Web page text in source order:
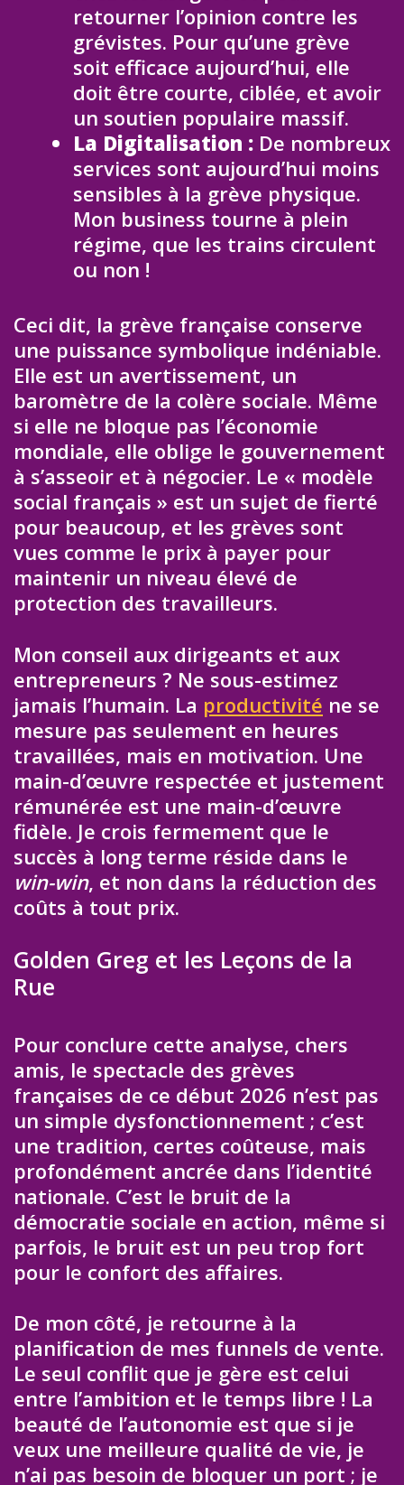
retourner l’opinion contre les
grévistes. Pour qu’une grève
soit efficace aujourd’hui, elle
doit être courte, ciblée, et avoir
un soutien populaire massif.
La Digitalisation : De nombreux
services sont aujourd’hui moins
sensibles à la grève physique.
Mon business tourne à plein
régime, que les trains circulent
ou non !
Ceci dit, la grève française conserve
une puissance symbolique indéniable.
Elle est un avertissement, un
baromètre de la colère sociale. Même
si elle ne bloque pas l’économie
mondiale, elle oblige le gouvernement
à s’asseoir et à négocier. Le « modèle
social français » est un sujet de fierté
pour beaucoup, et les grèves sont
vues comme le prix à payer pour
maintenir un niveau élevé de
protection des travailleurs.
Mon conseil aux dirigeants et aux
entrepreneurs ? Ne sous-estimez
jamais l’humain. La productivité ne se
mesure pas seulement en heures
travaillées, mais en motivation. Une
main-d’œuvre respectée et justement
rémunérée est une main-d’œuvre
fidèle. Je crois fermement que le
succès à long terme réside dans le
win-win, et non dans la réduction des
coûts à tout prix.
Golden Greg et les Leçons de la
Rue
Pour conclure cette analyse, chers
amis, le spectacle des grèves
françaises de ce début 2026 n’est pas
un simple dysfonctionnement ; c’est
une tradition, certes coûteuse, mais
profondément ancrée dans l’identité
nationale. C’est le bruit de la
démocratie sociale en action, même si
parfois, le bruit est un peu trop fort
pour le confort des affaires.
De mon côté, je retourne à la
planification de mes funnels de vente.
Le seul conflit que je gère est celui
entre l’ambition et le temps libre ! La
beauté de l’autonomie est que si je
veux une meilleure qualité de vie, je
n’ai pas besoin de bloquer un port ; je